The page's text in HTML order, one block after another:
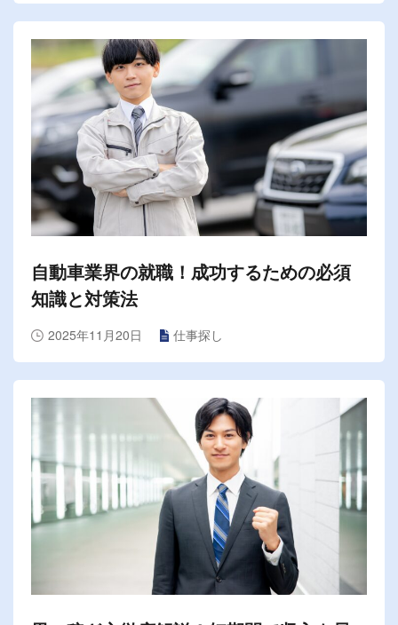
自動車業界の就職！成功するための必須
知識と対策法
2025年11月20日 仕事探し